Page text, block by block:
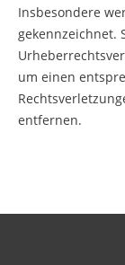
Insbesondere
gekennzeichnet.
um einen
entfernen.